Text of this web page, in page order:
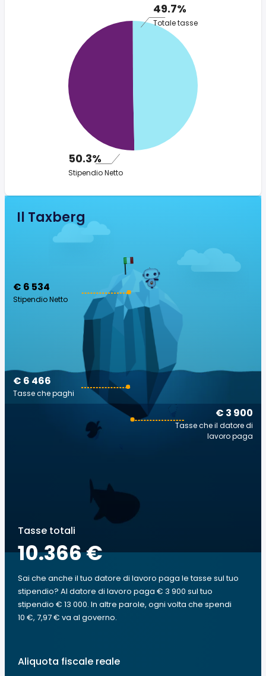
49.7%
Totale tasse
50.3%
Stipendio Netto
Il Taxberg
€ 6 534
Stipendio Netto
€ 3 900
Tasse che il datore di
lavoro paga
€ 6 466
Tasse che paghi
Tasse totali
10.366 €
Sai che anche il tuo datore di lavoro paga le tasse sul tuo
stipendio? Al datore di lavoro paga € 3 900 sul tuo
stipendio € 13 000. In altre parole, ogni volta che spendi
10 €, 7,97 € va al governo.
Aliquota fiscale reale